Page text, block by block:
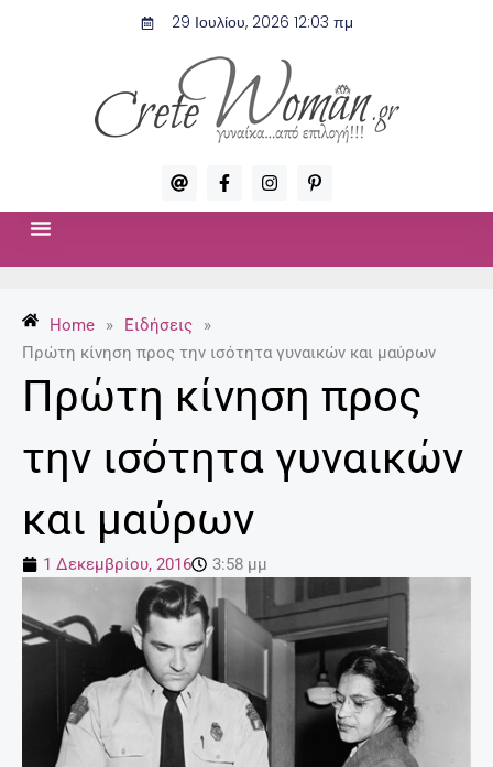
29 Ιουλίου, 2026 12:03 πμ
A
t
F
a
c
I
n
s
P
i
n
p
Home » Ειδήσεις
»
Πρώτη κίνηση προς την ισότητα γυναικών και μαύρων
Πρώτη κίνηση προς
την ισότητα γυναικών
και μαύρων
1 Δεκεμβρίου, 2016 3:58 μμ